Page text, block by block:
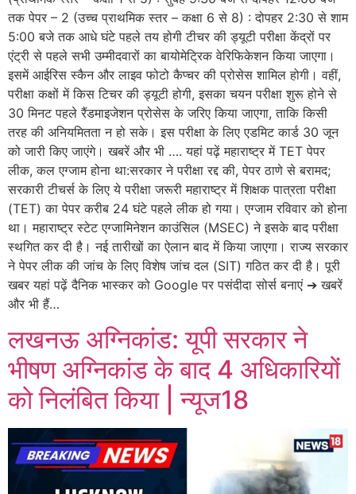
तक पेपर – 2 (उच्च प्राथमिक स्तर – कक्षा 6 से 8) : दोपहर 2:30 से शाम
5:00 बजे तक आधे घंटे पहले तय होगी टीचर की ड्यूटी परीक्षा केंद्रों पर
एंट्री से पहले सभी उम्मीदवारों का बायोमेट्रिक वेरिफिकेशन किया जाएगा।
इसमें आईरिस स्कैन और लाइव फोटो कैप्चर की प्रोसेस शामिल होगी। वहीं,
परीक्षा कक्षों में किस टिचर की ड्यूटी होगी, इसका चयन परीक्षा शुरू होने से
30 मिनट पहले रैंडमाइजेशन प्रोसेस के जरिए किया जाएगा, ताकि किसी
तरह की अनियमितता न हो सके। इस परीक्षा के लिए एडमिट कार्ड 30 जून
को जारी किए जाएंगे। खबरें और भी …. यहां पढ़ें महाराष्ट्र में TET पेपर
लीक, कल एग्जाम होना था:सरकार ने परीक्षा रद्द की, पेपर ठाणे से बरामद;
सरकारी टीचर्स के लिए ये परीक्षा जरूरी महाराष्ट्र में शिक्षक पात्रता परीक्षा
(TET) का पेपर करीब 24 घंटे पहले लीक हो गया। एग्जाम रविवार को होना
था। महाराष्ट्र स्टेट एग्जामिनेशन काउंसिल (MSEC) ने इसके बाद परीक्षा
स्थगित कर दी है। नई तारीखों का ऐलान बाद में किया जाएगा। राज्य सरकार
ने पेपर लीक की जांच के लिए विशेष जांच दल (SIT) गठित कर दी है। पूरी
खबर यहां पढ़ें दैनिक भास्कर को Google पर पसंदीदा सोर्स बनाएं ➔ खबरें
और भी हैं…
लखनऊ अग्निकांड: यूपी सरकार ने
भीषण अग्निकांड के बाद 4 अधिकारियों
को निलंबित किया | न्यूज18